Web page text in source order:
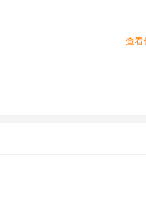
查看